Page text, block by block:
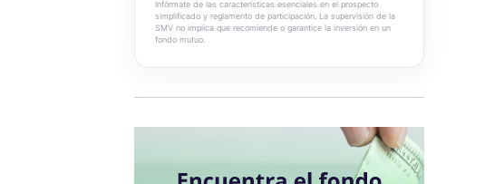
Blum Cash Dólares
Blum Cash Soles
Infórmate de las características esenciales en el prospecto
simplificado y reglamento de participación. La supervisión de la
SMV no implica que recomiende o garantice la inversión en un
fondo mutuo.